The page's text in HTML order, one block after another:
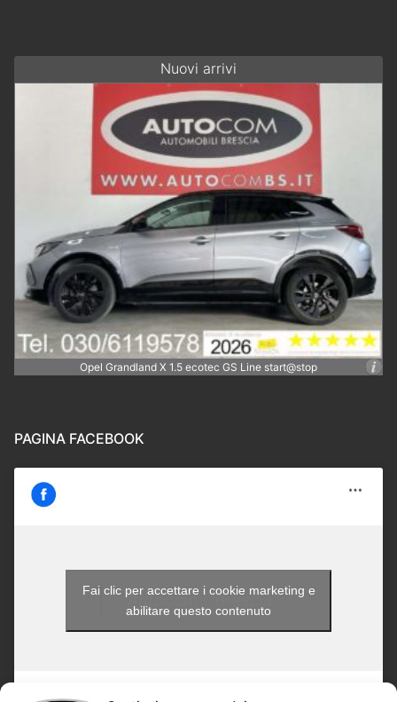
Nuovi arrivi
Opel Grandland X 1.5 ecotec GS Line start@stop
PAGINA FACEBOOK
Autocom - Brescia
Fai clic per accettare i cookie marketing e
abilitare questo contenuto